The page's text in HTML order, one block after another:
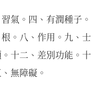
氣。四、有潤種子。
。八、作用。九、士
十二、差別功能。十
無障礙。